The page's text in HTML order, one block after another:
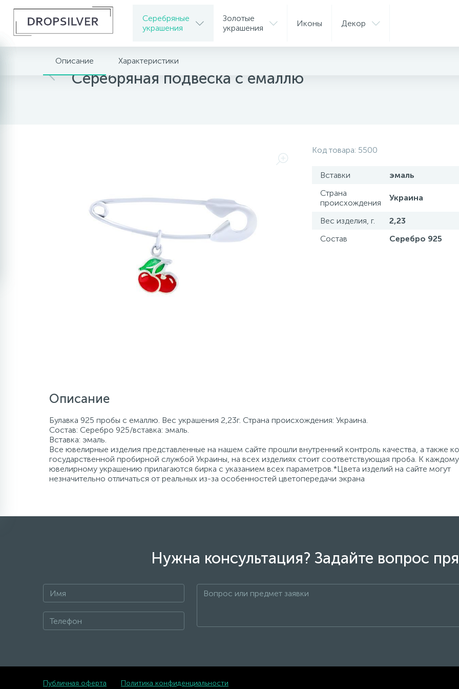
Серебряные
украшения
Золотые
украшения
Иконы Декор
Главная Серебряные украшения
Серебряная подвеска с емаллю
Описание Характеристики
Код товара: 5500
Вставки
эмаль
Страна
происхождения
Украина
Вес изделия, г.
2,23
Состав
Серебро 925
Описание
Булавка 925 пробы с емаллю. Вес украшения 2,23г. Страна происхождения: Украина.
Состав: Серебро 925/вставка: эмаль.
Вставка: эмаль.
Все ювелирные изделия представленные на нашем сайте прошли внутренний контроль качества, а также
государственной пробирной службой Украины, на всех изделиях стоит соответствующая проба. К каждому
ювелирному украшению прилагаются бирка с указанием всех параметров.*Цвета изделий на сайте могут
незначительно отличаться от реальных из-за особенностей цветопередачи экрана
Нужна консультация? Задайте вопрос
Публичная оферта Политика конфиденциальности